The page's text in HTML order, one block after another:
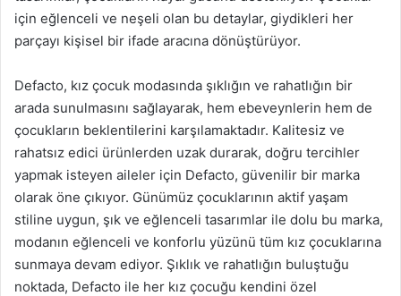
için eğlenceli ve neşeli olan bu detaylar, giydikleri her
parçayı kişisel bir ifade aracına dönüştürüyor.
Defacto, kız çocuk modasında şıklığın ve rahatlığın bir
arada sunulmasını sağlayarak, hem ebeveynlerin hem de
çocukların beklentilerini karşılamaktadır. Kalitesiz ve
rahatsız edici ürünlerden uzak durarak, doğru tercihler
yapmak isteyen aileler için Defacto, güvenilir bir marka
olarak öne çıkıyor. Günümüz çocuklarının aktif yaşam
stiline uygun, şık ve eğlenceli tasarımlar ile dolu bu marka,
modanın eğlenceli ve konforlu yüzünü tüm kız çocuklarına
sunmaya devam ediyor. Şıklık ve rahatlığın buluştuğu
noktada, Defacto ile her kız çocuğu kendini özel